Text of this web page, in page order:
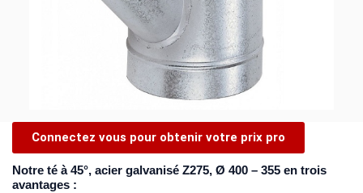
Connectez vous pour obtenir votre prix pro
Notre té à 45°, acier galvanisé Z275, Ø 400 – 355 en trois
avantages :